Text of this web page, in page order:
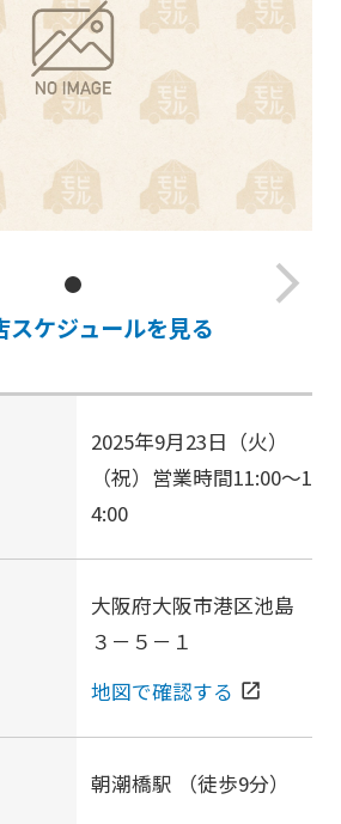
arrow_forward_ios
スケジュールを見る
2025年9月23日（火）
（祝）営業時間11:00～1
4:00
大阪府大阪市港区池島
３－５－１
地図で確認する open_in_new
朝潮橋駅 （徒歩9分）